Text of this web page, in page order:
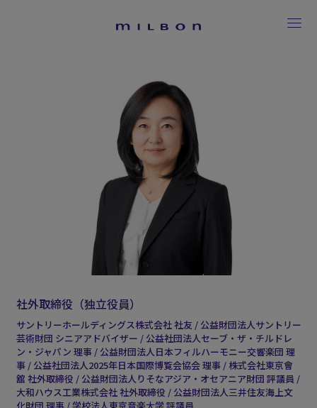
社外取締役（独立役員）
サントリーホールディングス株式会社 社友 / 公益財団法人サントリー
芸術財団 シニアアドバイザー / 公益社団法人セーブ・ザ・チルドレ
ン・ジャパン 理事 / 公益財団法人日本フィルハーモニー交響楽団 理
事 / 公益社団法人2025年日本国際博覧会協会 理事 / 株式会社東京會
舘 社外取締役 / 公益財団法人りそなアジア・オセアニア財団 評議員 /
大和ハウス工業株式会社 社外取締役 / 公益財団法人三井住友海上文
化財団 理事 / 学校法人東京音楽大学 評議員